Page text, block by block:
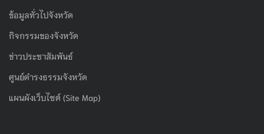
ข้อมูลทั่วไปจังหวัด
กิจกรรมของจังหวัด
ข่าวประชาสัมพันธ์
ศูนย์ดำรงธรรมจังหวัด
แผนผังเว็บไซต์ (Site Map)